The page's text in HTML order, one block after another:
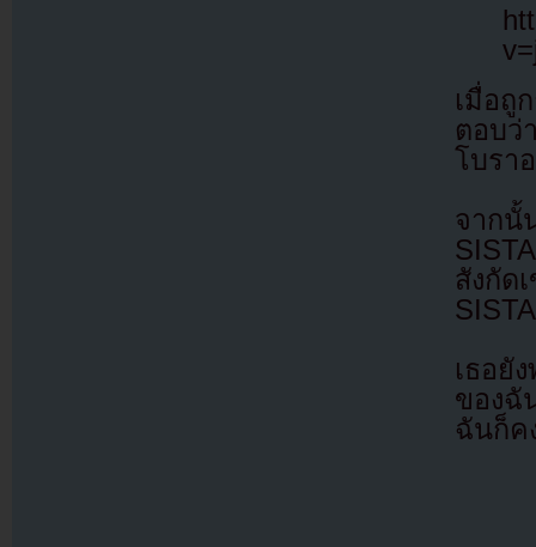
เมื่อถู
ตอบว่
โบรา
จากนั้
สังกั
เธอยั
ของฉั
ฉันก็ค